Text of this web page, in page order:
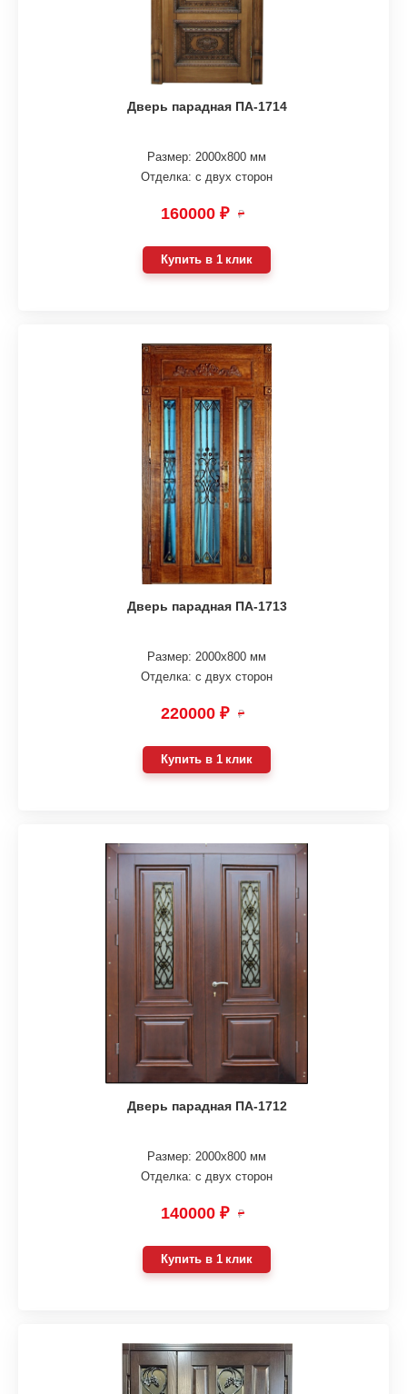
Дверь парадная ПА-1714
Размер: 2000х800 мм
Отделка: с двух сторон
160000 ₽ ₽
Купить в 1 клик
Дверь парадная ПА-1713
Размер: 2000х800 мм
Отделка: с двух сторон
220000 ₽ ₽
Купить в 1 клик
Дверь парадная ПА-1712
Размер: 2000х800 мм
Отделка: с двух сторон
140000 ₽ ₽
Купить в 1 клик